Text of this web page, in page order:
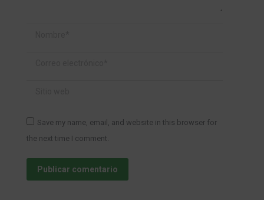
Save my name, email, and website in this browser for
the next time I comment.
Publicar comentario